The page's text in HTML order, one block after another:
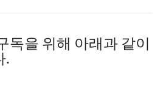
독을 위해 아래과 같이
.